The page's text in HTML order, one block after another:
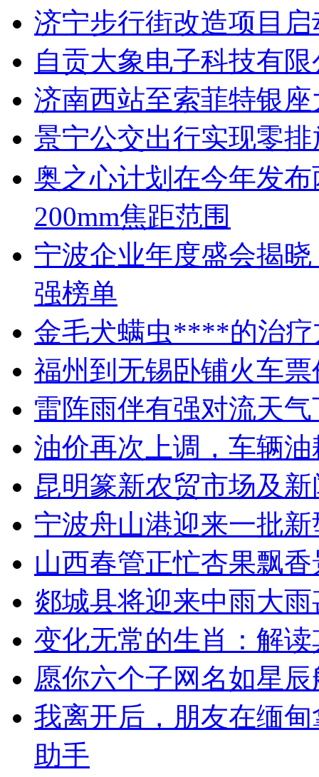
济宁步行街改造项目
自贡大象电子科技有
济南西站至索菲特银
景宁公交出行实现零
奥之心计划在今年发
200mm焦距范围
宁波企业年度盛会揭
强榜单
金毛犬螨虫****的治疗
福州到无锡卧铺火车
雷阵雨伴有强对流天
油价再次上调，车辆
昆明篆新农贸市场及
宁波舟山港迎来一批
山西春管正忙杏果飘
郯城县将迎来中雨大
变化无常的生肖：解
愿你六个子网名如星
我离开后，朋友在缅
助手